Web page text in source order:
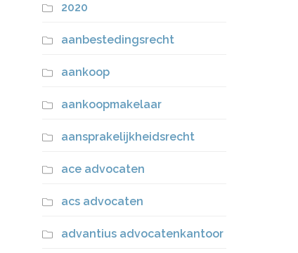
2020
aanbestedingsrecht
aankoop
aankoopmakelaar
aansprakelijkheidsrecht
ace advocaten
acs advocaten
advantius advocatenkantoor